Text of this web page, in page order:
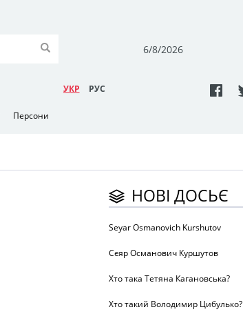
6/8/2026
УКР РУC
Персони
НОВІ ДОСЬЄ
Seyar Osmanovich Kurshutov
Сєяр Османович Куршутов
Хто така Тетяна Кагановська?
Хто такий Володимир Цибулько?